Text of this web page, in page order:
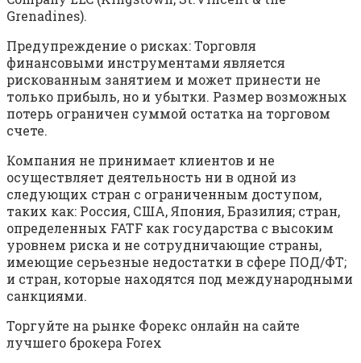
Grenadines).
Предупреждение о рисках: Торговля
финансовыми инструментами является
рискованным занятием и может принести не
только прибыль, но и убытки. Размер возможных
потерь ограничен суммой остатка на торговом
счете.
Компания не принимает клиентов и не
осуществляет деятельность ни в одной из
следующих стран с ограниченным доступом,
таких как: Россия, США, Япония, Бразилия; стран,
определенных FATF как государства с высоким
уровнем риска и не сотрудничающие страны,
имеющие серьезные недостатки в сфере ПОД/ФТ;
и стран, которые находятся под международными
санкциями.
Торгуйте на рынке Форекс онлайн на сайте
лучшего брокера Forex